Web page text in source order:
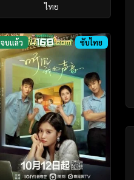
ไทย
จบแล้ว ซับไทย